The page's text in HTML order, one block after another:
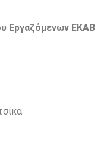
Εργαζόμενων ΕΚΑΒ